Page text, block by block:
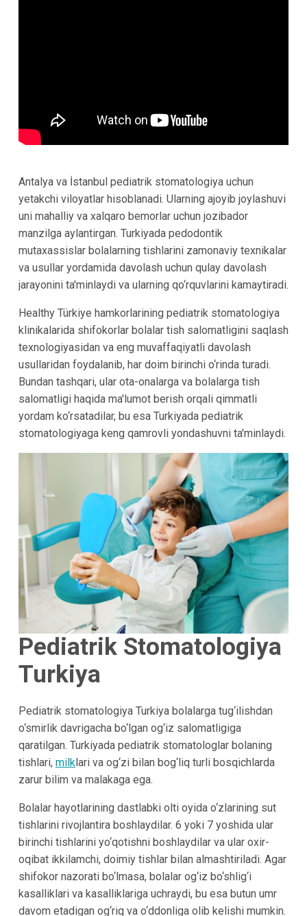
Antalya va İstanbul pediatrik stomatologiya uchun
yetakchi viloyatlar hisoblanadi. Ularning ajoyib joylashuvi
uni mahalliy va xalqaro bemorlar uchun jozibador
manzilga aylantirgan. Turkiyada pedodontik
mutaxassislar bolalarning tishlarini zamonaviy texnikalar
va usullar yordamida davolash uchun qulay davolash
jarayonini ta'minlaydi va ularning qo‘rquvlarini kamaytiradi.
Healthy Türkiye hamkorlarining pediatrik stomatologiya
klinikalarida shifokorlar bolalar tish salomatligini saqlash
texnologiyasidan va eng muvaffaqiyatli davolash
usullaridan foydalanib, har doim birinchi o‘rinda turadi.
Bundan tashqari, ular ota-onalarga va bolalarga tish
salomatligi haqida ma'lumot berish orqali qimmatli
yordam ko‘rsatadilar, bu esa Turkiyada pediatrik
stomatologiyaga keng qamrovli yondashuvni ta'minlaydi.
Pediatrik Stomatologiya
Turkiya
Pediatrik stomatologiya Turkiya bolalarga tug‘ilishdan
o‘smirlik davrigacha bo‘lgan og‘iz salomatligiga
qaratilgan. Turkiyada pediatrik stomatologlar bolaning
tishlari, milklari va og‘zi bilan bog‘liq turli bosqichlarda
zarur bilim va malakaga ega.
Bolalar hayotlarining dastlabki olti oyida o‘zlarining sut
tishlarini rivojlantira boshlaydilar. 6 yoki 7 yoshida ular
birinchi tishlarini yo‘qotishni boshlaydilar va ular oxir-
oqibat ikkilamchi, doimiy tishlar bilan almashtiriladi. Agar
shifokor nazorati bo‘lmasa, bolalar og‘iz bo‘shlig‘i
kasalliklari va kasalliklariga uchraydi, bu esa butun umr
davom etadigan og‘riq va o‘ddonliga olib kelishi mumkin.